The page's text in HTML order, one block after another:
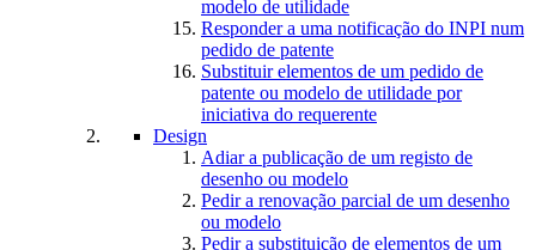
modelo de utilidade
Responder a uma notificação do INPI num
pedido de patente
Substituir elementos de um pedido de
patente ou modelo de utilidade por
iniciativa do requerente
Design
Adiar a publicação de um registo de
desenho ou modelo
Pedir a renovação parcial de um desenho
ou modelo
Pedir a substituição de elementos de um